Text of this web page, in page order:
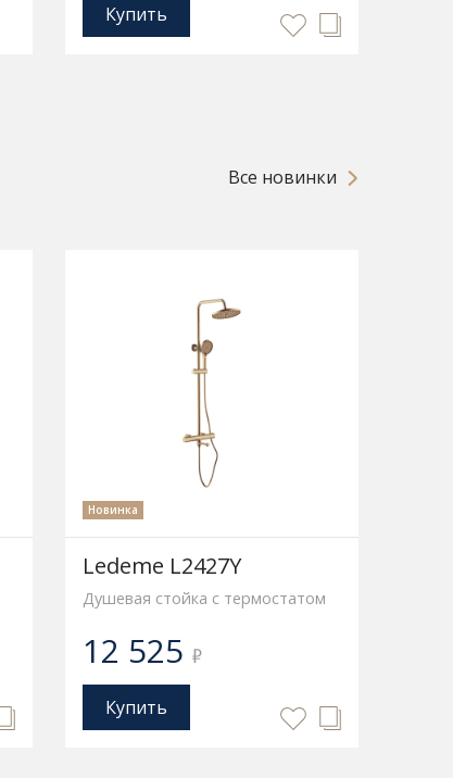
Купить
Все новинки
Новинка
Ledeme L2427Y
Душевая стойка с термостатом
12 525 ₽
Купить